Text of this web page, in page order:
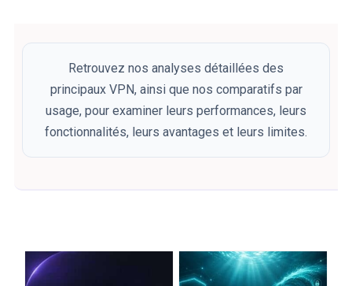
Retrouvez nos analyses détaillées des
principaux VPN, ainsi que nos comparatifs par
usage, pour examiner leurs performances, leurs
fonctionnalités, leurs avantages et leurs limites.